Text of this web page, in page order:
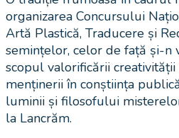
organizarea Concursului
Artă Plastică, Traducere și
semințelor, celor de față și-n
scopul valorificării
menținerii în conștiința
luminii și filosofului
la Lancrăm.